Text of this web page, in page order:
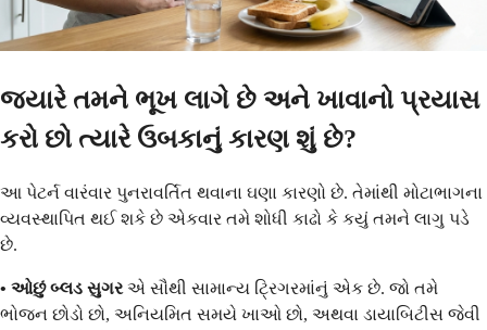
જ્યારે તમને ભૂખ લાગે છે અને ખાવાનો પ્રયાસ
કરો છો ત્યારે ઉબકાનું કારણ શું છે?
આ પેટર્ન વારંવાર પુનરાવર્તિત થવાના ઘણા કારણો છે. તેમાંથી મોટાભાગના
વ્યવસ્થાપિત થઈ શકે છે એકવાર તમે શોધી કાઢો કે કયું તમને લાગુ પડે
છે.
• ઓછું બ્લડ સુગરએ સૌથી સામાન્ય ટ્રિગરમાંનું એક છે. જો તમે
ભોજન છોડો છો, અનિયમિત સમયે ખાઓ છો, અથવા ડાયાબિટીસ જેવી